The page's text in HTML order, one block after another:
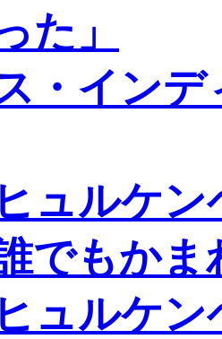
た」
・インデ
ュルケ
でもかま
ュルケ